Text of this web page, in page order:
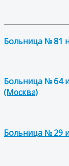
Больница № 81
Больница № 64
(Москва)
Больница № 29